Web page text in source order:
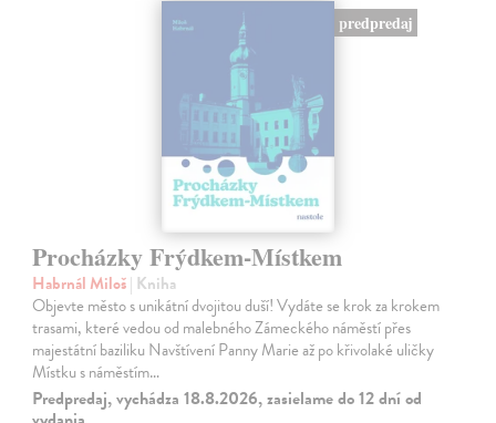
predpredaj
Procházky Frýdkem-Místkem
Habrnál Miloš| Kniha
Objevte město s unikátní dvojitou duší! Vydáte se krok za krokem
trasami, které vedou od malebného Zámeckého náměstí přes
majestátní baziliku Navštívení Panny Marie až po křivolaké uličky
Místku s náměstím…
Predpredaj, vychádza 18.8.2026, zasielame do 12 dní od